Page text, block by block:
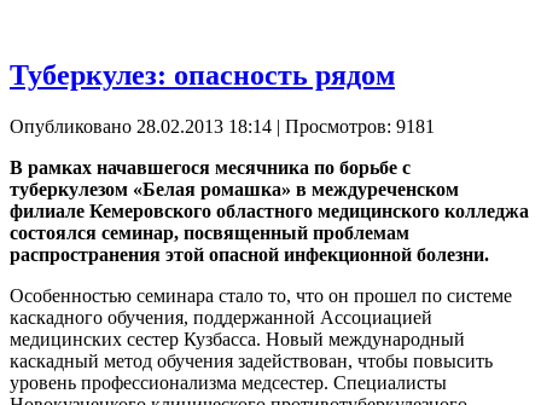
Туберкулез: опасность рядом
Опубликовано 28.02.2013 18:14 | Просмотров: 9181
В рамках начавшегося месячника по борьбе с
туберкулезом «Белая ромашка» в междуреченском
филиале Кемеровского областного медицинского колледжа
состоялся семинар, посвященный проблемам
распространения этой опасной инфекционной болезни.
Особенностью семинара стало то, что он прошел по системе
каскадного обучения, поддержанной Ассоциацией
медицинских сестер Кузбасса. Новый международный
каскадный метод обучения задействован, чтобы повысить
уровень профессионализма медсестер. Специалисты